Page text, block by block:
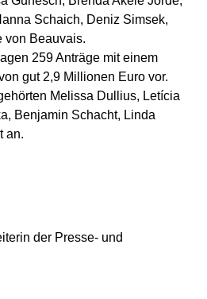
Schaich, Deniz Simsek,
von Beauvais.
259 Anträge mit einem
gut 2,9 Millionen Euro vor.
Melissa Dullius, Letícia
Benjamin Schacht, Linda
an.
der Presse- und